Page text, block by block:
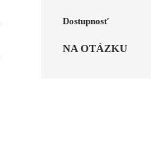
Dostupnosť
NA OTÁZKU